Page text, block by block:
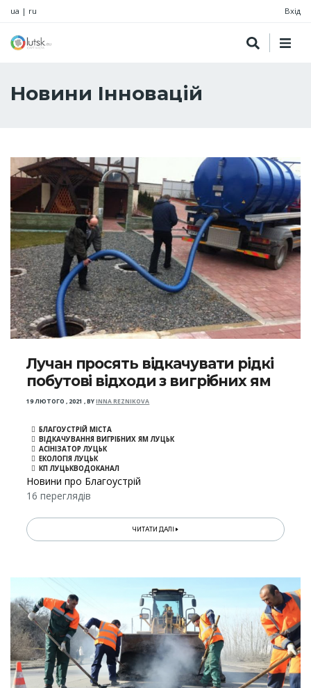
ua | ru Вхід
Новини Інновацій
Лучан просять відкачувати рідкі
побутові відходи з вигрібних ям
19 ЛЮТОГО , 2021 ,BYINNA REZNIKOVA
БЛАГОУСТРІЙ МІСТА
ВІДКАЧУВАННЯ ВИГРІБНИХ ЯМ ЛУЦЬК
АСІНІЗАТОР ЛУЦЬК
ЕКОЛОГІЯ ЛУЦЬК
КП ЛУЦЬКВОДОКАНАЛ
Новини про Благоустрій
16 переглядів
ЧИТАТИ ДАЛІ